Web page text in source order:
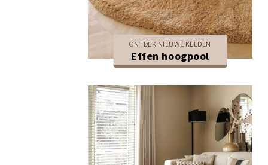
ONTDEK NIEUWE KLEDEN
Effen hoogpool